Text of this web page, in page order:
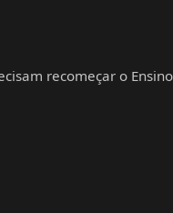
recomeçar o